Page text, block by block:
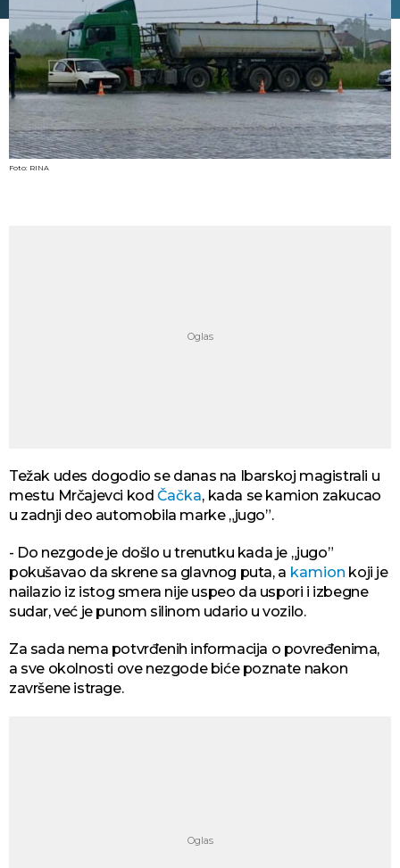
Foto: RINA
Težak udes dogodio se danas na Ibarskoj magistrali u
mestu Mrčajevci kod Čačka, kada se kamion zakucao
u zadnji deo automobila marke „jugo”.
- Do nezgode je došlo u trenutku kada je „jugo”
pokušavao da skrene sa glavnog puta, a kamion koji je
nailazio iz istog smera nije uspeo da uspori i izbegne
sudar, već je punom silinom udario u vozilo.
Za sada nema potvrđenih informacija o povređenima,
a sve okolnosti ove nezgode biće poznate nakon
završene istrage.